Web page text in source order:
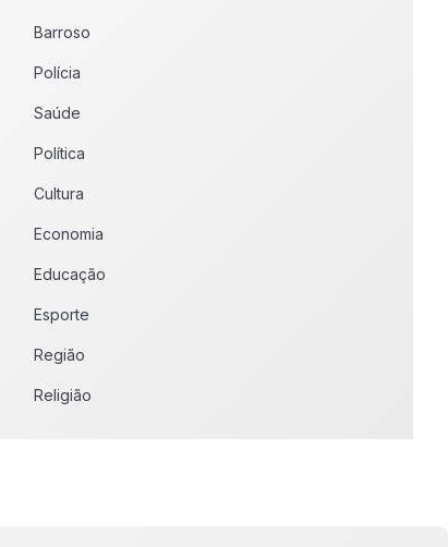
Barroso
Polícia
Saúde
Política
Cultura
Economia
Educação
Esporte
Região
Religião